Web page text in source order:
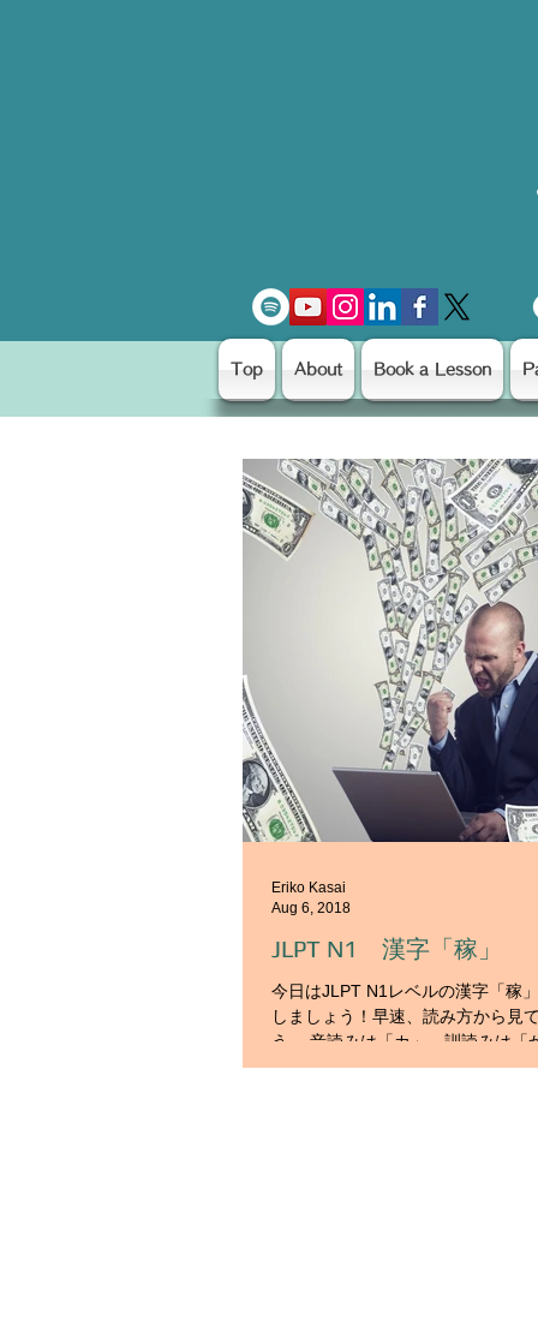
Top About Book a Lesson
JLPT N1 漢字「稼」
今日はJLPT N1レベルの漢字「稼」
しましょう！早速、読み方から見
う。 音読みは「カ」、訓読みは「
意味は、 ①生活のために一生懸命
Eriko Kasai
Aug 6, 2018